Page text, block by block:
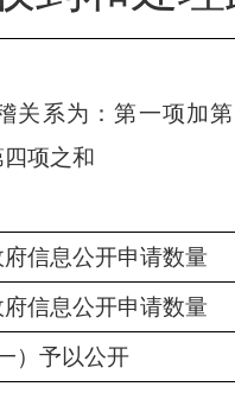
关系为：第一项加
项之和
信息公开申请数量
信息公开申请数量
一）予以公开